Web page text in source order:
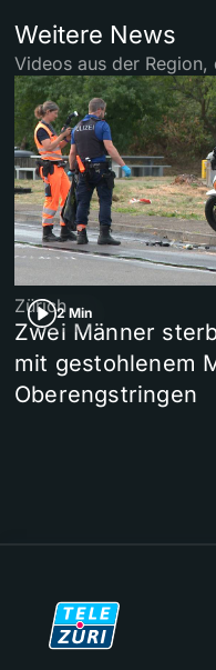
Weitere News
Videos aus der
2 Min
Zürich
Zwei Männer
mit gestohlenem
Oberengstringen